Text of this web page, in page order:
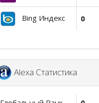
Bing Индекс 0
Alexa Статистика